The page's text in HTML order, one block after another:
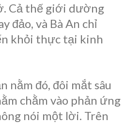
Cả thế giới dường
đảo, và Bà An chỉ
khỏi thực tại kinh
nằm đó, đôi mắt sâu
chằm vào phản ứng
nói một lời. Trên